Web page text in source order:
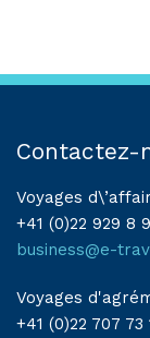
Contactez-
Voyages
+41 (0)22 929 8
business@e-
Voyages
+41 (0)22 707 73